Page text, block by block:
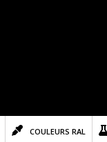
COULEURS RAL